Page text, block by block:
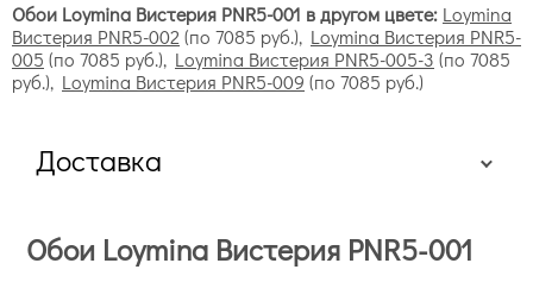
Обои Loymina Вистерия PNR5-001 в другом цвете: Loymina
Вистерия PNR5-002 (по 7085 руб.), Loymina Вистерия PNR5-
005 (по 7085 руб.), Loymina Вистерия PNR5-005-3 (по 7085
руб.), Loymina Вистерия PNR5-009 (по 7085 руб.)
Доставка
Обои Loymina Вистерия PNR5-001